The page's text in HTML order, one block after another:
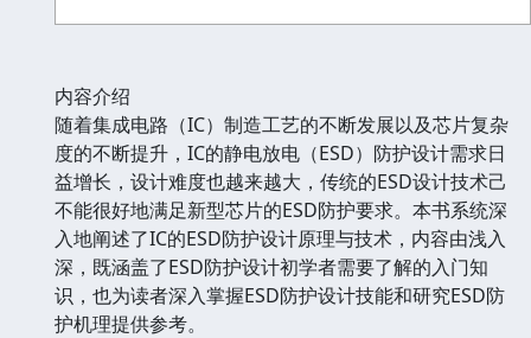
内容介绍
随着集成电路（IC）制造工艺的不断发展以及芯片复杂
度的不断提升，IC的静电放电（ESD）防护设计需求日
益增长，设计难度也越来越大，传统的ESD设计技术己
不能很好地满足新型芯片的ESD防护要求。本书系统深
入地阐述了IC的ESD防护设计原理与技术，内容由浅入
深，既涵盖了ESD防护设计初学者需要了解的入门知
识，也为读者深入掌握ESD防护设计技能和研究ESD防
护机理提供参考。